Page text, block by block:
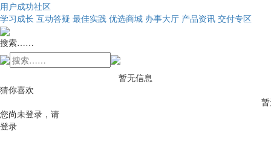
用户成功社区
学习成长 互动答疑 最佳实践 优选商城 办事大厅 产品资讯 交付专区
搜索……
暂无信息
猜你喜欢
您尚未登录，请
登录